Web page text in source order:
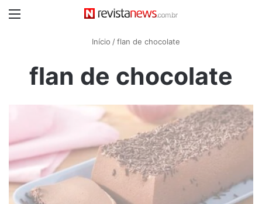
Início /flan de chocolate
flan de chocolate